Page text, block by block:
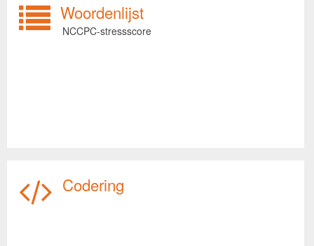
Woordenlijst
NCCPC-stressscore
Codering